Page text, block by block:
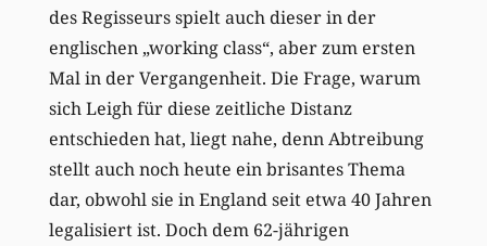
des Regisseurs spielt auch dieser in der
englischen „working class“, aber zum ersten
Mal in der Vergangenheit. Die Frage, warum
sich Leigh für diese zeitliche Distanz
entschieden hat, liegt nahe, denn Abtreibung
stellt auch noch heute ein brisantes Thema
dar, obwohl sie in England seit etwa 40 Jahren
legalisiert ist. Doch dem 62-jährigen